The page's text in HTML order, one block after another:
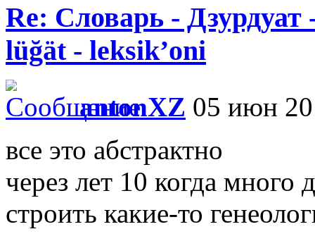
Re: Словарь -
lüğät - leksik’oni
antonXZ 05 июн
все это абстрактно
через лет 10 когда
строить какие-то